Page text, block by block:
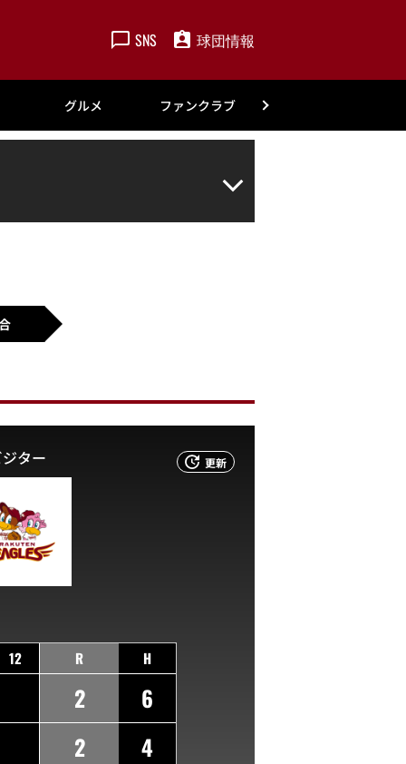
SNS 球団情報
グルメ ファンクラブ
更新
ジター
12 R H
2
6
2
4